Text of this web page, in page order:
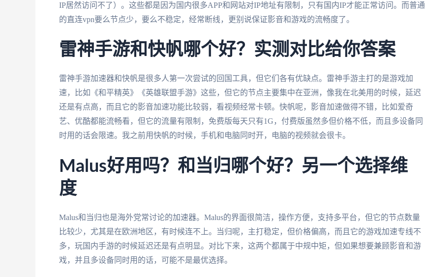
IP居然访问不了）。这些都是因为国内很多APP和网站对IP地址有限制，只有国内IP才能正常访问。而普通
的直连vpn要么节点少，要么不稳定，经常断线，更别说保证影音和游戏的流畅度了。
雷神手游和快帆哪个好？实测对比给你答案
雷神手游加速器和快帆是很多人第一次尝试的回国工具，但它们各有优缺点。雷神手游主打的是游戏加
速，比如《和平精英》《英雄联盟手游》这些，但它的节点主要集中在亚洲，像我在北美用的时候，延迟
还是有点高，而且它的影音加速功能比较弱，看视频经常卡顿。快帆呢，影音加速做得不错，比如爱奇
艺、优酷都能流畅看，但它的流量有限制，免费版每天只有1G，付费版虽然多但价格不低，而且多设备同
时用的话会限速。我之前用快帆的时候，手机和电脑同时开，电脑的视频就会很卡。
Malus好用吗？和当归哪个好？另一个选择维
度
Malus和当归也是海外党常讨论的加速器。Malus的界面很简洁，操作方便，支持多平台，但它的节点数量
比较少，尤其是在欧洲地区，有时候连不上。当归呢，主打稳定，但价格偏高，而且它的游戏加速专线不
多，玩国内手游的时候延迟还是有点明显。对比下来，这两个都属于中规中矩，但如果想要兼顾影音和游
戏，并且多设备同时用的话，可能不是最优选择。